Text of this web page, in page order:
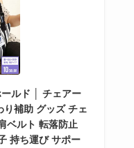
ルド │ チェアー
り補助 グッズ チェ
ベルト 転落防止
持ち運び サポー